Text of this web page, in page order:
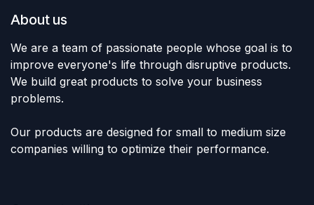
About us
We are a team of passionate people whose goal is to
improve everyone's life through disruptive products.
We build great products to solve your business
problems.
Our products are designed for small to medium size
companies willing to optimize their performance.